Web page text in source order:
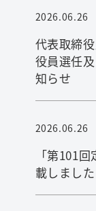
2026.06.26
代表取締
役員選任
知らせ
2026.06.26
「第101
載しました